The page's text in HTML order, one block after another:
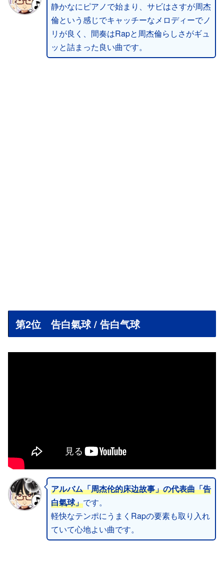
静かなにピアノで始まり、サビはさすが周杰
倫という感じでキャッチーなメロディーでノ
リが良く、間奏はRapと周杰倫らしさがギュ
ッと詰まった良い曲です。
第2位 告白氣球 / 告白气球
アルバム「周杰伦的床边故事」の代表曲「告
白氣球」です。
軽快なテンポにうまくRapの要素も取り入れ
ていて心地よい曲です。